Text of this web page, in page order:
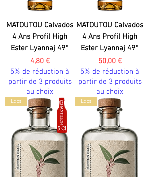
MATOUTOU Calvados
4 Ans Profil High
Ester Lyannaj 49°
Prix
4,80 €
5% de réduction à
partir de 3 produits
au choix
MATOUTOU Calvados
4 Ans Profil High
Ester Lyannaj 49°
Prix
50,00 €
5% de réduction à
partir de 3 produits
au choix
Laos Laos